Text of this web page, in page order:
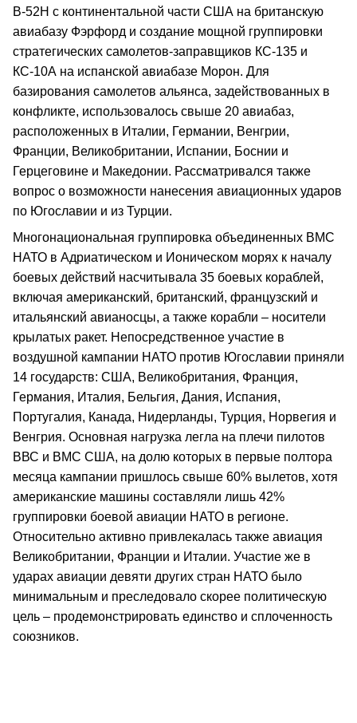
В-52Н с континентальной части США на британскую
авиабазу Фэрфорд и создание мощной группировки
стратегических самолетов-заправщиков КС-135 и
КС-10А на испанской авиабазе Морон. Для
базирования самолетов альянса, задействованных в
конфликте, использовалось свыше 20 авиабаз,
расположенных в Италии, Германии, Венгрии,
Франции, Великобритании, Испании, Боснии и
Герцеговине и Македонии. Рассматривался также
вопрос о возможности нанесения авиационных ударов
по Югославии и из Турции.
Многонациональная группировка объединенных ВМС
НАТО в Адриатическом и Ионическом морях к началу
боевых действий насчитывала 35 боевых кораблей,
включая американский, британский, французский и
итальянский авианосцы, а также корабли – носители
крылатых ракет. Непосредственное участие в
воздушной кампании НАТО против Югославии приняли
14 государств: США, Великобритания, Франция,
Германия, Италия, Бельгия, Дания, Испания,
Португалия, Канада, Нидерланды, Турция, Норвегия и
Венгрия. Основная нагрузка легла на плечи пилотов
ВВС и ВМС США, на долю которых в первые полтора
месяца кампании пришлось свыше 60% вылетов, хотя
американские машины составляли лишь 42%
группировки боевой авиации НАТО в регионе.
Относительно активно привлекалась также авиация
Великобритании, Франции и Италии. Участие же в
ударах авиации девяти других стран НАТО было
минимальным и преследовало скорее политическую
цель – продемонстрировать единство и сплоченность
союзников.